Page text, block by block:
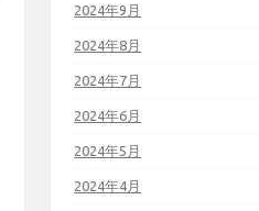
2024年9月
2024年8月
2024年7月
2024年6月
2024年5月
2024年4月